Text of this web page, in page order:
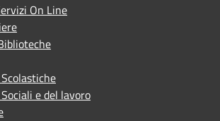
On Line
e del lavoro